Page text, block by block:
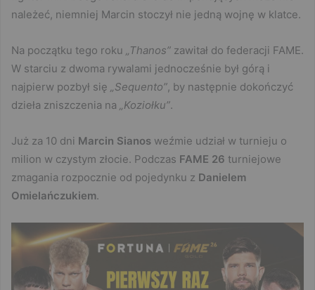
należeć, niemniej Marcin stoczył nie jedną wojnę w klatce.
Na początku tego roku „Thanos” zawitał do federacji FAME.
W starciu z dwoma rywalami jednocześnie był górą i
najpierw pozbył się
„Sequento”, by następnie dokończyć
dzieła zniszczenia na
„Koziołku”.
Już za 10 dni Marcin Sianos weźmie udział w turnieju o
milion w czystym złocie. Podczas FAME 26 turniejowe
zmagania rozpocznie od pojedynku z Danielem
Omielańczukiem.